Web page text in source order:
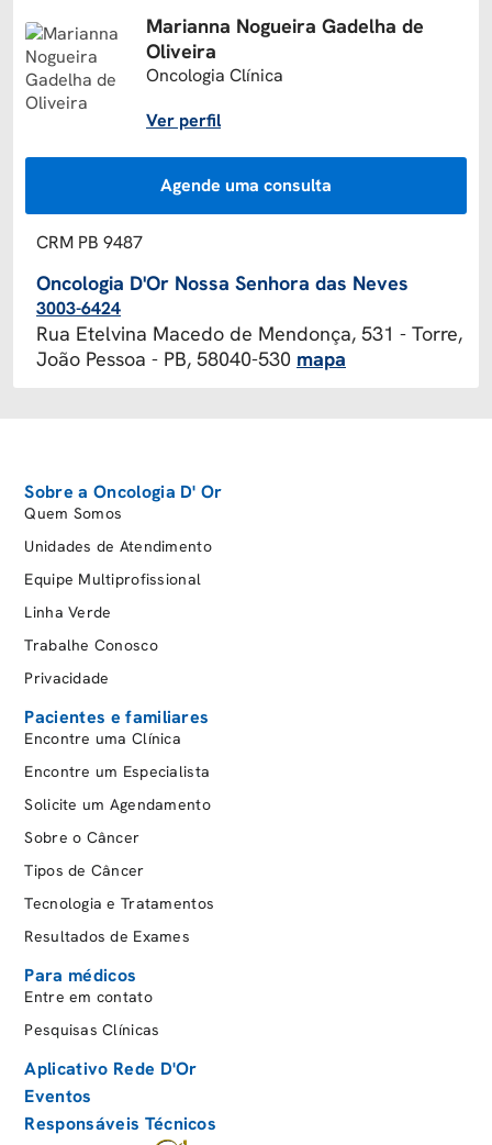
Marianna Nogueira Gadelha de
Oliveira
Oncologia Clínica
Ver perfil
Agende uma consulta
CRM PB 9487
Oncologia D'Or Nossa Senhora das Neves
3003-6424
Rua Etelvina Macedo de Mendonça, 531 - Torre,
João Pessoa - PB, 58040-530 mapa
Sobre a Oncologia D' Or
Quem Somos
Unidades de Atendimento
Equipe Multiprofissional
Linha Verde
Trabalhe Conosco
Privacidade
Pacientes e familiares
Encontre uma Clínica
Encontre um Especialista
Solicite um Agendamento
Sobre o Câncer
Tipos de Câncer
Tecnologia e Tratamentos
Resultados de Exames
Para médicos
Entre em contato
Pesquisas Clínicas
Aplicativo Rede D'Or
Eventos
Responsáveis Técnicos